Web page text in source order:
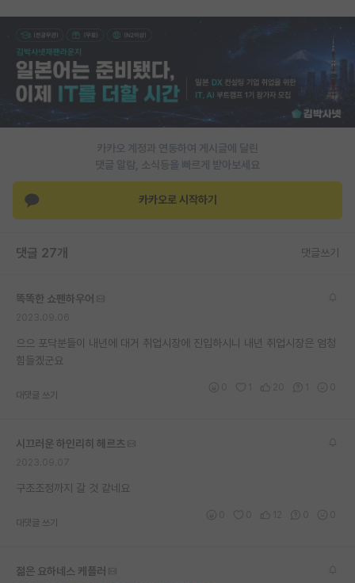
임용 후기 게시판
PI 전용 게시판
인문사회 계열 게시판
특수/전문대학원 게시판
반도체/AI 게시판
학술 정보 게시판
커리어
유학교육
반도체 아카데미
카카오 계정과 연동하여 게시글에 달린
댓글 알람, 소식등을 빠르게 받아보세요
카카오로 시작하기
댓글 27개 댓글쓰기
똑똑한 쇼펜하우어
으으 포닥분들이 내년에 대거 취업시장에 진입하시니 내년 취업시장은 엄청
힘들겠군요
대댓글 쓰기
시끄러운 하인리히 헤르츠
구조조정까지 갈 것 같네요
대댓글 쓰기
젊은 요하네스 케플러